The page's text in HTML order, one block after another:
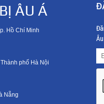
ÂU Á
Hồ Chí Minh
phố Hà Nội
Nẵng